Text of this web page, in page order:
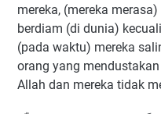
mereka, (mereka
berdiam (di dunia)
(pada waktu) mereka
orang yang
Allah dan mereka tidak